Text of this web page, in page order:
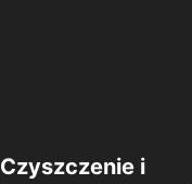
Czyszczenie i